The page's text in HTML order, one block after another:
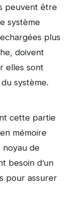
peuvent être
système
plus
doivent
elles sont
système.
cette partie
mémoire
noyau de
besoin d’un
pour assurer